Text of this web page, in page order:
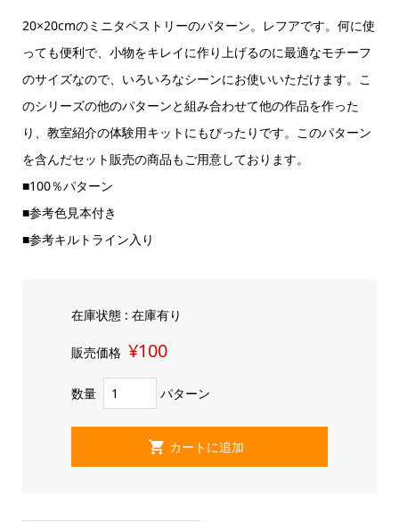
20×20cmのミニタペストリーのパターン。レフアです。何に使
っても便利で、小物をキレイに作り上げるのに最適なモチーフ
のサイズなので、いろいろなシーンにお使いいただけます。こ
のシリーズの他のパターンと組み合わせて他の作品を作った
り、教室紹介の体験用キットにもぴったりです。このパターン
を含んだセット販売の商品もご用意しております。
■100％パターン
■参考色見本付き
■参考キルトライン入り
在庫状態 : 在庫有り
販売価格 ¥100
数量 パターン